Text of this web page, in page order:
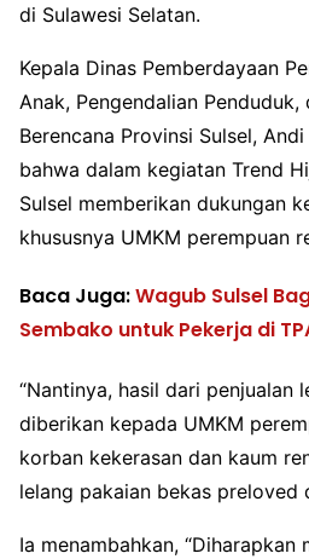
di Sulawesi Selatan.
Kepala Dinas Pemberdayaan
Anak, Pengendalian Penduduk,
Berencana Provinsi Sulsel,
bahwa dalam kegiatan Trend
Sulsel memberikan dukungan
khususnya UMKM perempuan
Baca Juga:Wagub Sulsel
Sembako untuk Pekerja di
“Nantinya, hasil dari penjualan
diberikan kepada UMKM
korban kekerasan dan kaum
lelang pakaian bekas preloved
Ia menambahkan, “Diharapkan